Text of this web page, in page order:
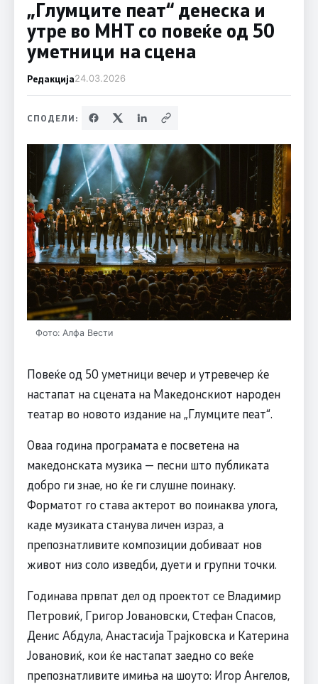
„Глумците пеат“ денеска и
утре во МНТ со повеќе од 50
уметници на сцена
Редакција24.03.2026
СПОДЕЛИ:
Фото: Алфа Вести
Повеќе од 50 уметници вечер и утревечер ќе
настапат на сцената на Македонскиот народен
театар во новото издание на „Глумците пеат“.
Оваа година програмата е посветена на
македонската музика — песни што публиката
добро ги знае, но ќе ги слушне поинаку.
Форматот го става актерот во поинаква улога,
каде музиката станува личен израз, а
препознатливите композиции добиваат нов
живот низ соло изведби, дуети и групни точки.
Годинава првпат дел од проектот се Владимир
Петровиќ, Григор Јовановски, Стефан Спасов,
Денис Абдула, Анастасија Трајковска и Катерина
Јовановиќ, кои ќе настапат заедно со веќе
препознатливите имиња на шоуто: Игор Ангелов,